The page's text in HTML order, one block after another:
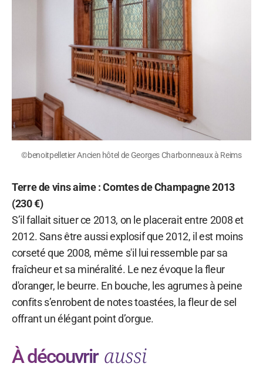
©benoitpelletier Ancien hôtel de Georges Charbonneaux à Reims
Terre de vins aime : Comtes de Champagne 2013
(230 €)
S’il fallait situer ce 2013, on le placerait entre 2008 et
2012. Sans être aussi explosif que 2012, il est moins
corseté que 2008, même s'il lui ressemble par sa
fraîcheur et sa minéralité. Le nez évoque la fleur
d'oranger, le beurre. En bouche, les agrumes à peine
confits s’enrobent de notes toastées, la fleur de sel
offrant un élégant point d’orgue.
À découvrir aussi